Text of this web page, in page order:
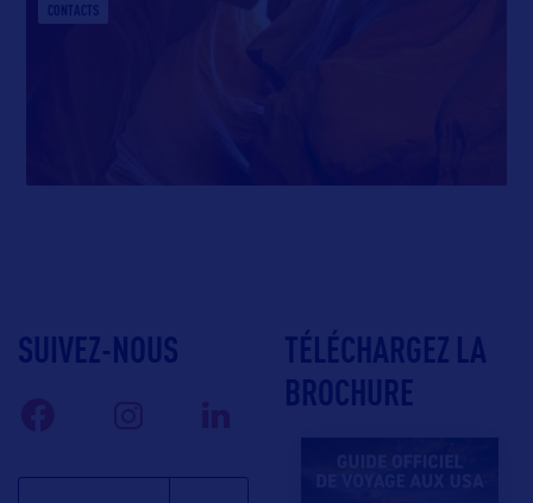
CONTACTS
SUIVEZ-NOUS
TÉLÉCHARGEZ LA
BROCHURE